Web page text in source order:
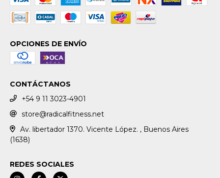
OPCIONES DE ENVÍO
CONTÁCTANOS
+54 9 11 3023-4901
store@radicalfitness.net
Av. libertador 1370. Vicente López. , Buenos Aires
(1638)
REDES SOCIALES